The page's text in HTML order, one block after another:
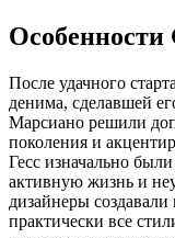
Особенности
После удачного
денима, сделавшей
Марсиано решили
поколения и
Гесс изначально
активную жизнь и
дизайнеры
практически все